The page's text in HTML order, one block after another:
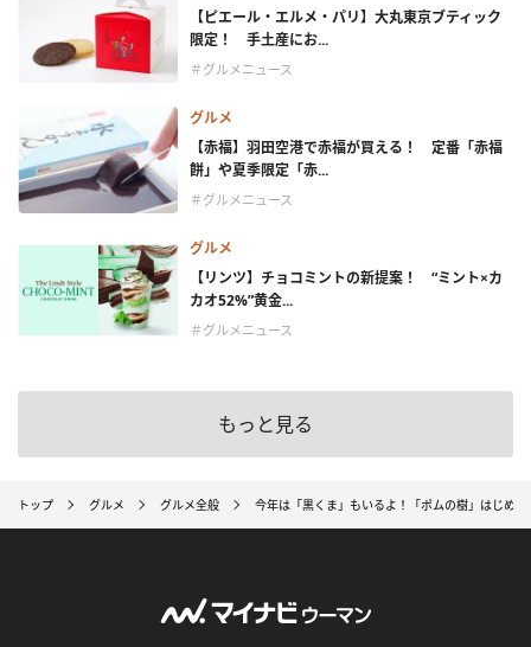
【ピエール・エルメ・パリ】大丸東京ブティック
限定！ 手土産にお...
＃グルメニュース
グルメ
【赤福】羽田空港で赤福が買える！ 定番「赤福
餅」や夏季限定「赤...
＃グルメニュース
グルメ
【リンツ】チョコミントの新提案！ “ミント×カ
カオ52%”黄金...
＃グルメニュース
もっと見る
トップ グルメ グルメ全般 今年は「黒くま」もいるよ！「ポムの樹」はじめ